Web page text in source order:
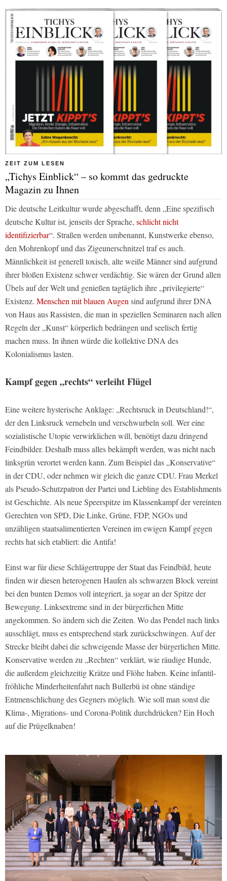
ZEIT ZUM LESEN
„Tichys Einblick“ – so kommt das gedruckte
Magazin zu Ihnen
Die deutsche Leitkultur wurde abgeschafft, denn „Eine spezifisch
deutsche Kultur ist, jenseits der Sprache, schlicht nicht
identifizierbar“. Straßen werden umbenannt, Kunstwerke ebenso,
den Mohrenkopf und das Zigeunerschnitzel traf es auch.
Männlichkeit ist generell toxisch, alte weiße Männer sind aufgrund
ihrer bloßen Existenz schwer verdächtig. Sie wären der Grund allen
Übels auf der Welt und genießen tagtäglich ihre „privilegierte“
Existenz. Menschen mit blauen Augen sind aufgrund ihrer DNA
von Haus aus Rassisten, die man in speziellen Seminaren nach allen
Regeln der „Kunst“ körperlich bedrängen und seelisch fertig
machen muss. In ihnen würde die kollektive DNA des
Kolonialismus lasten.
Kampf gegen „rechts“ verleiht Flügel
Eine weitere hysterische Anklage: „Rechtsruck in Deutschland!“,
der den Linksruck vernebeln und verschwurbeln soll. Wer eine
sozialistische Utopie verwirklichen will, benötigt dazu dringend
Feindbilder. Deshalb muss alles bekämpft werden, was nicht nach
linksgrün verortet werden kann. Zum Beispiel das „Konservative“
in der CDU, oder nehmen wir gleich die ganze CDU. Frau Merkel
als Pseudo-Schutzpatron der Partei und Liebling des Establishments
ist Geschichte. Als neue Speerspitze im Klassenkampf der vereinten
Gerechten von SPD, Die Linke, Grüne, FDP, NGOs und
unzähligen staatsalimentierten Vereinen im ewigen Kampf gegen
rechts hat sich etabliert: die Antifa!
Einst war für diese Schlägertruppe der Staat das Feindbild, heute
finden wir diesen heterogenen Haufen als schwarzen Block vereint
bei den bunten Demos voll integriert, ja sogar an der Spitze der
Bewegung. Linksextreme sind in der bürgerlichen Mitte
angekommen. So ändern sich die Zeiten. Wo das Pendel nach links
ausschlägt, muss es entsprechend stark zurückschwingen. Auf der
Strecke bleibt dabei die schweigende Masse der bürgerlichen Mitte.
Konservative werden zu „Rechten“ verklärt, wie räudige Hunde,
die außerdem gleichzeitig Krätze und Flöhe haben. Keine infantil-
fröhliche Minderheitenfahrt nach Bullerbü ist ohne ständige
Entmenschlichung des Gegners möglich. Wie soll man sonst die
Klima-, Migrations- und Corona-Politik durchdrücken? Ein Hoch
auf die Prügelknaben!